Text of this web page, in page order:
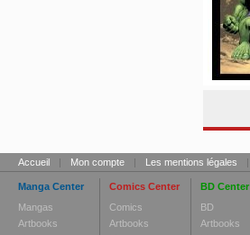
Accueil | Mon compte | Les mentions légales |
Manga Center
Mangas
Artbooks
Comics Center
Comics
Artbooks
BD Center
BD
Artbooks